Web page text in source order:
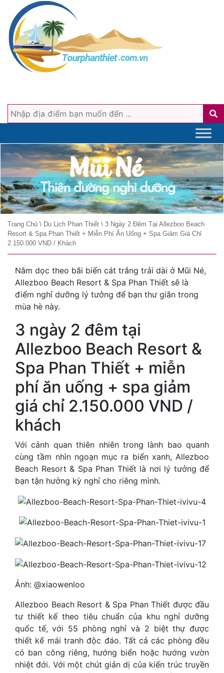
Trang Chủ \ Du Lịch Phan Thiết \ 3 Ngày 2 Đêm Tại Allezboo Beach
Resort & Spa Phan Thiết + Miễn Phí Ăn Uống + Spa Giảm Giá Chỉ
2.150.000 VND / Khách
Nằm dọc theo bãi biển cát trắng trải dài ở Mũi Né,
Allezboo Beach Resort & Spa Phan Thiết sẽ là
điểm nghỉ dưỡng lý tưởng để bạn thư giãn trong
mùa hè này.
3 ngày 2 đêm tại
Allezboo Beach Resort &
Spa Phan Thiết + miễn
phí ăn uống + spa giảm
giá chỉ 2.150.000 VND /
khách
Với cảnh quan thiên nhiên trong lành bao quanh
cùng tầm nhìn ngoạn mục ra biển xanh, Allezboo
Beach Resort & Spa Phan Thiết là nơi lý tưởng để
bạn tận hưởng kỳ nghỉ cho riêng mình.
Ảnh: @xiaowenloo
Allezboo Beach Resort & Spa Phan Thiết được đầu
tư thiết kế theo tiêu chuẩn của khu nghỉ dưỡng
quốc tế, với 55 phòng nghỉ và 2 biệt thự được
thiết kế mái tranh độc đáo. Tất cả các phòng đều
có ban công riêng, hướng biển hoặc hướng vườn
nhiệt đới. Với một chút giản dị của kiến ​​trúc truyền